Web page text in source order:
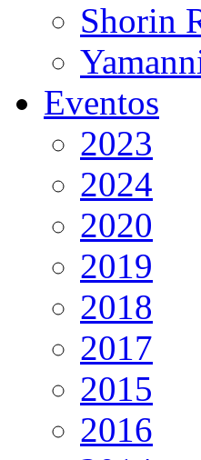
Shorin
Eventos
2023
2024
2020
2019
2018
2017
2015
2016